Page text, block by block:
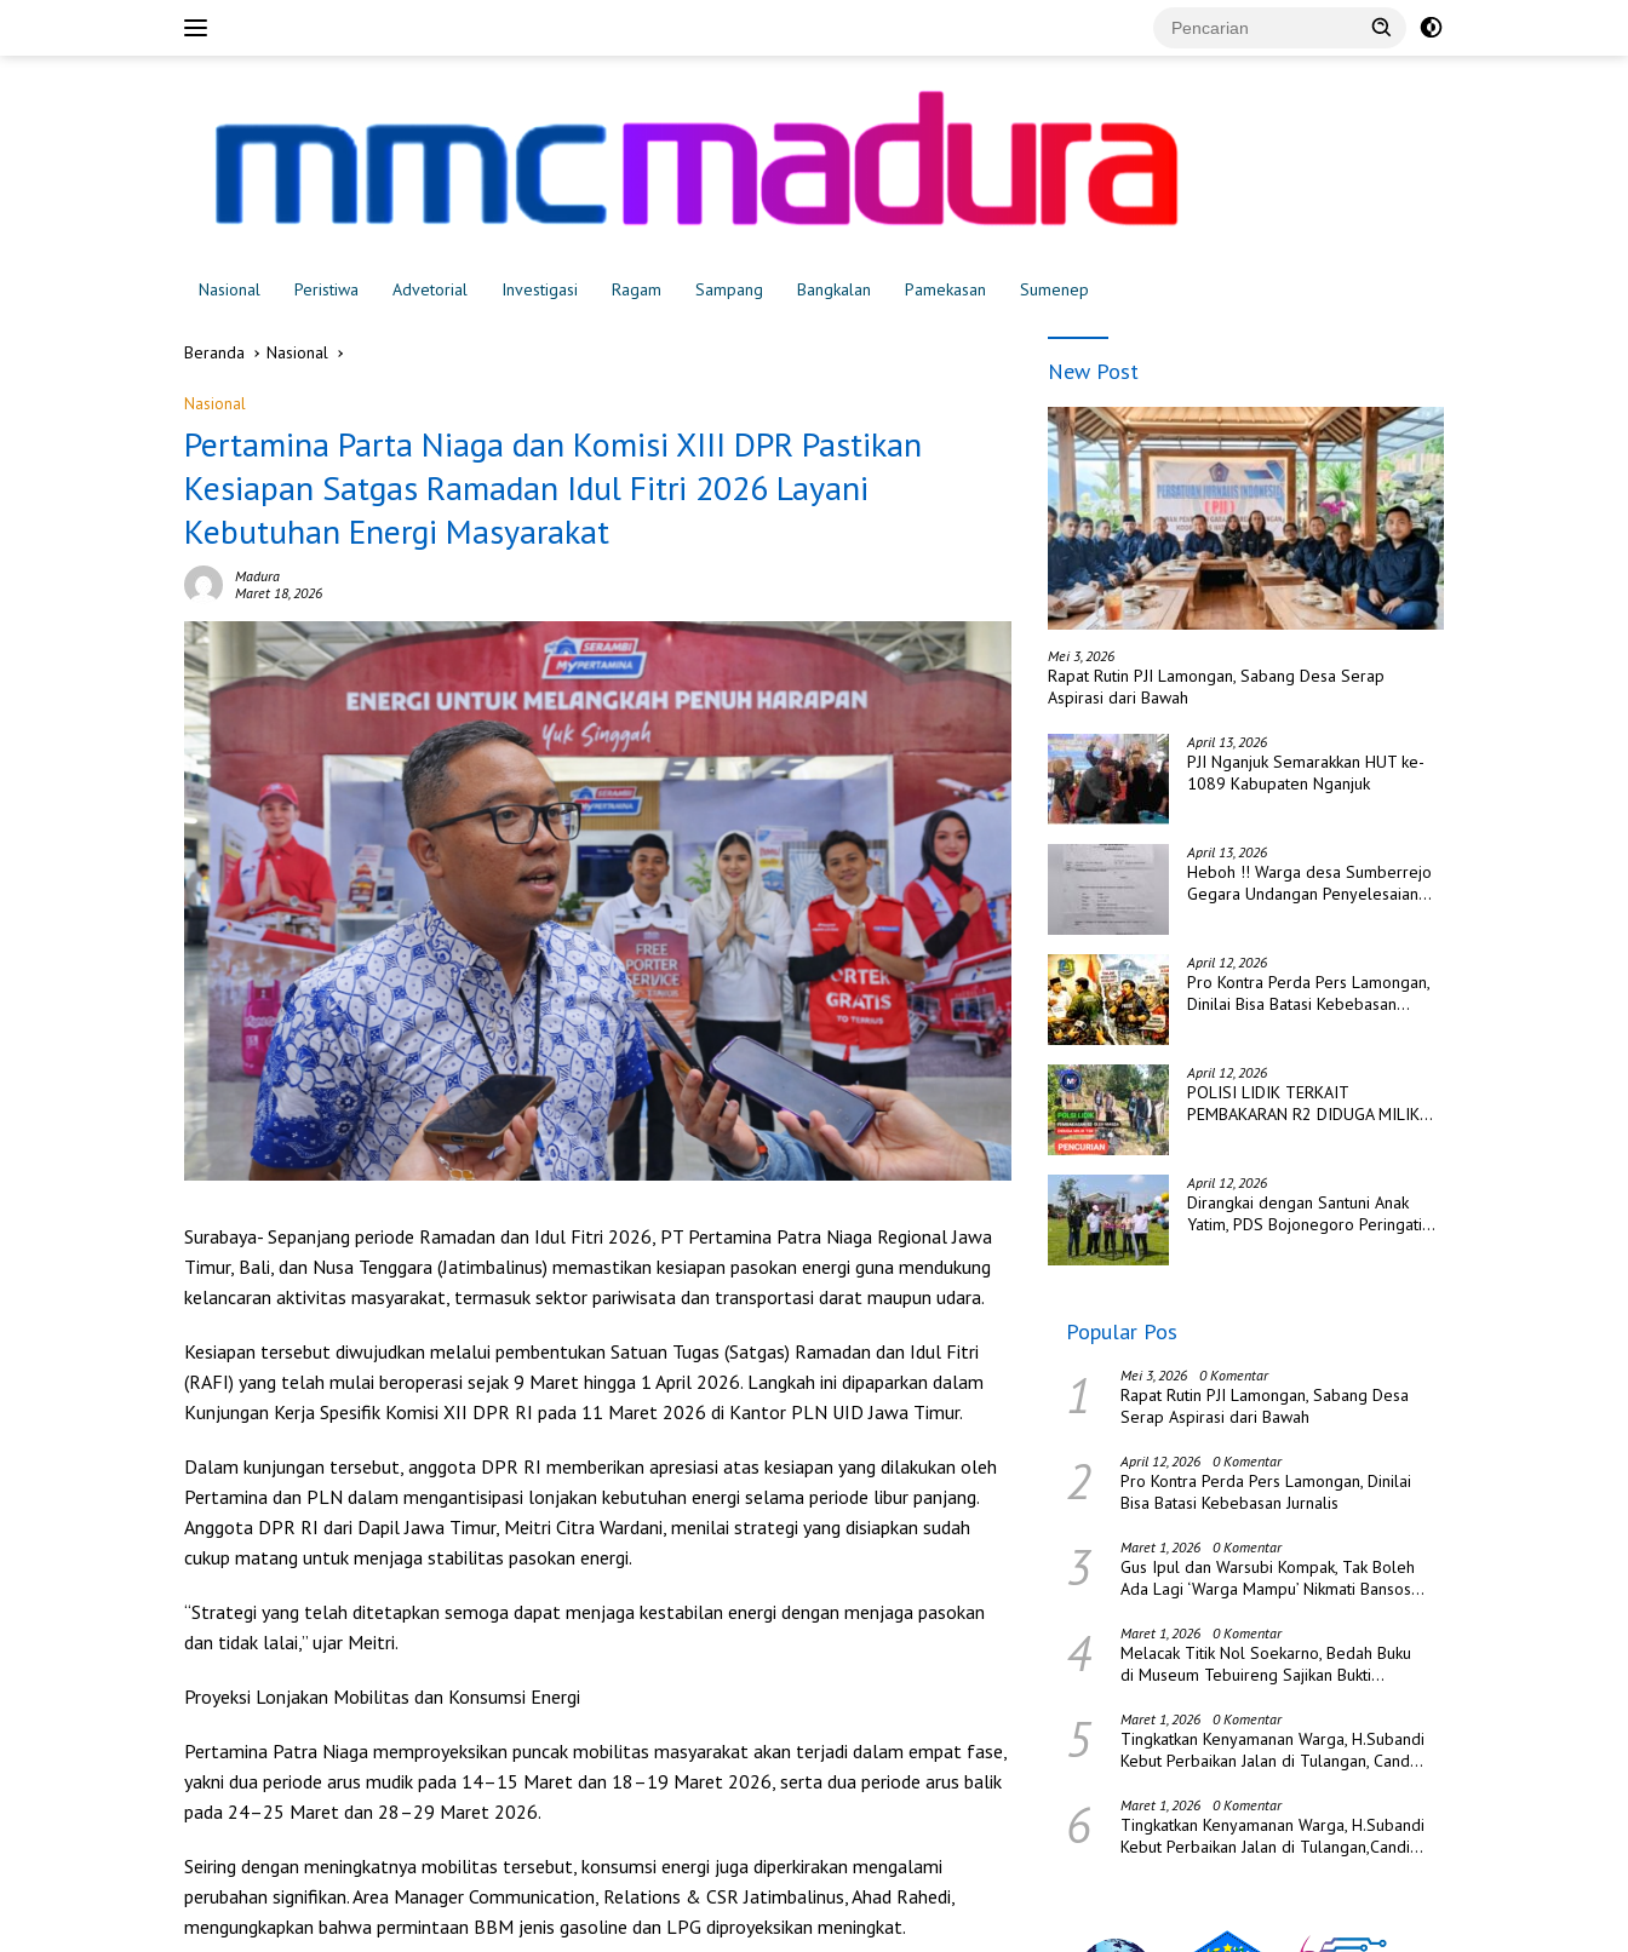
Nasional Peristiwa Advetorial Investigasi Ragam Sampang Bangkalan Pamekasan Sumenep
Beranda Nasional
Nasional
Pertamina Parta Niaga dan Komisi XIII DPR Pastikan
Kesiapan Satgas Ramadan Idul Fitri 2026 Layani
Kebutuhan Energi Masyarakat
Madura
Maret 18, 2026
Surabaya- Sepanjang periode Ramadan dan Idul Fitri 2026, PT Pertamina Patra Niaga Regional Jawa
Timur, Bali, dan Nusa Tenggara (Jatimbalinus) memastikan kesiapan pasokan energi guna mendukung
kelancaran aktivitas masyarakat, termasuk sektor pariwisata dan transportasi darat maupun udara.
Kesiapan tersebut diwujudkan melalui pembentukan Satuan Tugas (Satgas) Ramadan dan Idul Fitri
(RAFI) yang telah mulai beroperasi sejak 9 Maret hingga 1 April 2026. Langkah ini dipaparkan dalam
Kunjungan Kerja Spesifik Komisi XII DPR RI pada 11 Maret 2026 di Kantor PLN UID Jawa Timur.
Dalam kunjungan tersebut, anggota DPR RI memberikan apresiasi atas kesiapan yang dilakukan oleh
Pertamina dan PLN dalam mengantisipasi lonjakan kebutuhan energi selama periode libur panjang.
Anggota DPR RI dari Dapil Jawa Timur, Meitri Citra Wardani, menilai strategi yang disiapkan sudah
cukup matang untuk menjaga stabilitas pasokan energi.
“Strategi yang telah ditetapkan semoga dapat menjaga kestabilan energi dengan menjaga pasokan
dan tidak lalai,” ujar Meitri.
Proyeksi Lonjakan Mobilitas dan Konsumsi Energi
Pertamina Patra Niaga memproyeksikan puncak mobilitas masyarakat akan terjadi dalam empat fase,
yakni dua periode arus mudik pada 14–15 Maret dan 18–19 Maret 2026, serta dua periode arus balik
pada 24–25 Maret dan 28–29 Maret 2026.
Seiring dengan meningkatnya mobilitas tersebut, konsumsi energi juga diperkirakan mengalami
perubahan signifikan. Area Manager Communication, Relations & CSR Jatimbalinus, Ahad Rahedi,
mengungkapkan bahwa permintaan BBM jenis gasoline dan LPG diproyeksikan meningkat.
New Post
Mei 3, 2026
Rapat Rutin PJI Lamongan, Sabang Desa Serap
Aspirasi dari Bawah
April 13, 2026
PJI Nganjuk Semarakkan HUT ke-
1089 Kabupaten Nganjuk
April 13, 2026
Heboh !! Warga desa Sumberrejo
Gegara Undangan Penyelesaian
April 12, 2026
Pro Kontra Perda Pers Lamongan,
Dinilai Bisa Batasi Kebebasan
April 12, 2026
POLISI LIDIK TERKAIT
PEMBAKARAN R2 DIDUGA MILIK
April 12, 2026
Dirangkai dengan Santuni Anak
Yatim, PDS Bojonegoro Peringati
Popular Pos
1 Mei 3, 2026 0 Komentar
Rapat Rutin PJI Lamongan, Sabang Desa
Serap Aspirasi dari Bawah
2 April 12, 2026 0 Komentar
Pro Kontra Perda Pers Lamongan, Dinilai
Bisa Batasi Kebebasan Jurnalis
3 Maret 1, 2026 0 Komentar
Gus Ipul dan Warsubi Kompak, Tak Boleh
Ada Lagi ‘Warga Mampu’ Nikmati Bansos
4 Maret 1, 2026 0 Komentar
Melacak Titik Nol Soekarno, Bedah Buku
di Museum Tebuireng Sajikan Bukti
5 Maret 1, 2026 0 Komentar
Tingkatkan Kenyamanan Warga, H.Subandi
Kebut Perbaikan Jalan di Tulangan, Candi
6 Maret 1, 2026 0 Komentar
Tingkatkan Kenyamanan Warga, H.Subandi
Kebut Perbaikan Jalan di Tulangan,Candi